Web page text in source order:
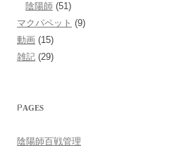
陰陽師 (51)
マクパペット (9)
動画 (15)
雑記 (29)
PAGES
陰陽師百戦管理